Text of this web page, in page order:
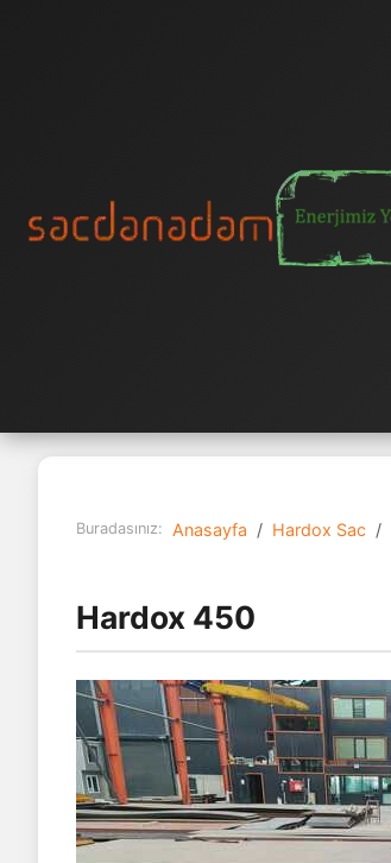
Buradasınız: Anasayfa Hardox Sac
Hardox 450